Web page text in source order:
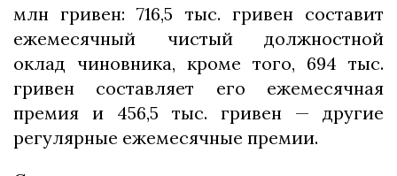
млн гривен: 716,5 тыс. гривен составит
ежемесячный чистый должностной
оклад чиновника, кроме того, 694 тыс.
гривен составляет его ежемесячная
премия и 456,5 тыс. гривен — другие
регулярные ежемесячные премии.